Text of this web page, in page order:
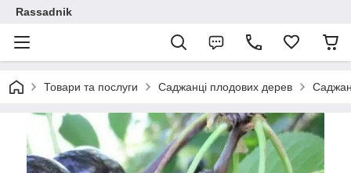
Rassadnik
Товари та послуги Саджанці плодових дерев